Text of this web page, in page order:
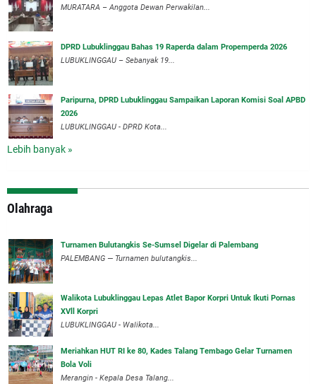
MURATARA – Anggota Dewan Perwakilan...
DPRD Lubuklinggau Bahas 19 Raperda dalam Propemperda 2026
LUBUKLINGGAU – Sebanyak 19...
Paripurna, DPRD Lubuklinggau Sampaikan Laporan Komisi Soal APBD
2026
LUBUKLINGGAU - DPRD Kota...
Lebih banyak »
Olahraga
Turnamen Bulutangkis Se-Sumsel Digelar di Palembang
PALEMBANG — Turnamen bulutangkis...
Walikota Lubuklinggau Lepas Atlet Bapor Korpri Untuk Ikuti Pornas
XVll Korpri
LUBUKLINGGAU - Walikota...
Meriahkan HUT RI ke 80, Kades Talang Tembago Gelar Turnamen
Bola Voli
Merangin - Kepala Desa Talang...